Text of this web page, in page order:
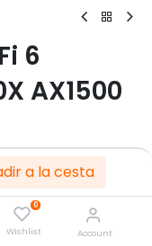
a la cesta
0
Wishlist Account
6
AX1500
Mbps: 1201 Mbps
red unificada